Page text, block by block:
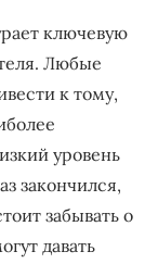
ключевую
Любые
к тому,
уровень
закончился,
забывать о
давать